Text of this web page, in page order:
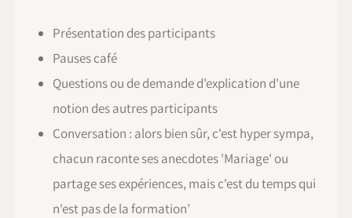
Présentation des participants
Pauses café
Questions ou de demande d'explication d'une
notion des autres participants
Conversation : alors bien sûr, c'est hyper sympa,
chacun raconte ses anecdotes 'Mariage' ou
partage ses expériences, mais c'est du temps qui
n'est pas de la formation’